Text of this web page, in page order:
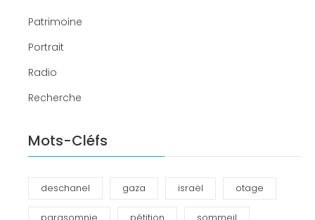
Patrimoine
Portrait
Radio
Recherche
Mots-Cléfs
deschanel gaza israël otage